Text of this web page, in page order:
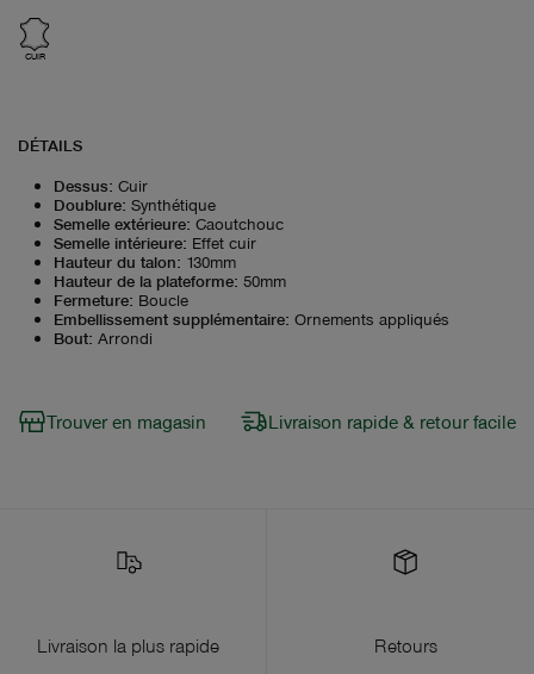
CUIR
DÉTAILS
Dessus: Cuir
Doublure: Synthétique
Semelle extérieure: Caoutchouc
Semelle intérieure: Effet cuir
Hauteur du talon: 130mm
Hauteur de la plateforme: 50mm
Fermeture: Boucle
Embellissement supplémentaire: Ornements appliqués
Bout: Arrondi
Trouver en magasin Livraison rapide & retour facile
Livraison la plus rapide
Retours